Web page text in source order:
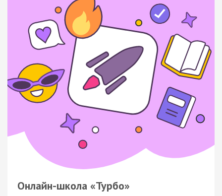
Онлайн-школа «Турбо»